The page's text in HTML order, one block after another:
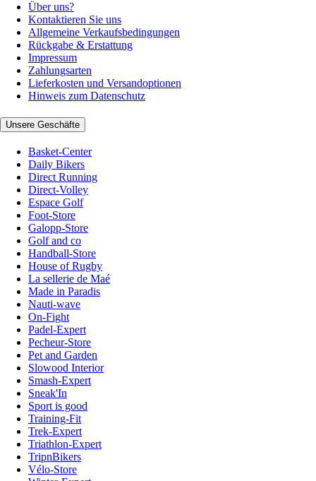
Über uns?
Kontaktieren Sie uns
Allgemeine Verkaufsbedingungen
Rückgabe & Erstattung
Impressum
Zahlungsarten
Lieferkosten und Versandoptionen
Hinweis zum Datenschutz
Unsere Geschäfte
Basket-Center
Daily Bikers
Direct Running
Direct-Volley
Espace Golf
Foot-Store
Galopp-Store
Golf and co
Handball-Store
House of Rugby
La sellerie de Maé
Made in Paradis
Nauti-wave
On-Fight
Padel-Expert
Pecheur-Store
Pet and Garden
Slowood Interior
Smash-Expert
Sneak'In
Sport is good
Training-Fit
Trek-Expert
Triathlon-Expert
TripnBikers
Vélo-Store